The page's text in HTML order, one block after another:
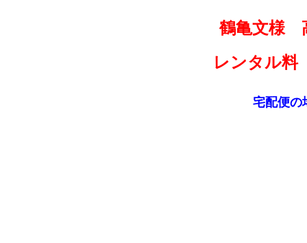
鶴亀文様
レンタル
宅配便